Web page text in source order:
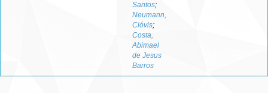
Santos;
Neumann,
Clóvis;
Costa,
Abimael
de Jesus
Barros